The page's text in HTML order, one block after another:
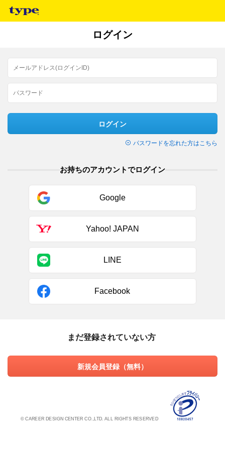
ログイン
ログイン
パスワードを忘れた方はこちら
お持ちのアカウントでログイン
Google
Yahoo! JAPAN
LINE
Facebook
まだ登録されていない方
新規会員登録（無料）
© CAREER DESIGN CENTER CO.,LTD. ALL RIGHTS RESERVED